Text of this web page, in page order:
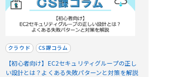
クラウド CS課コラム
【初心者向け】EC2セキュリティグループの正し
い設計とは？よくある失敗パターンと対策を解説